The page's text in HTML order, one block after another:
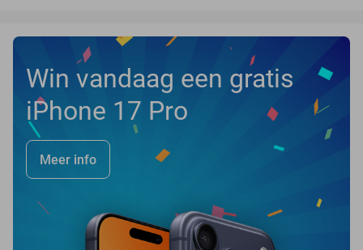
Win vandaag een gratis
iPhone 17 Pro
Meer info